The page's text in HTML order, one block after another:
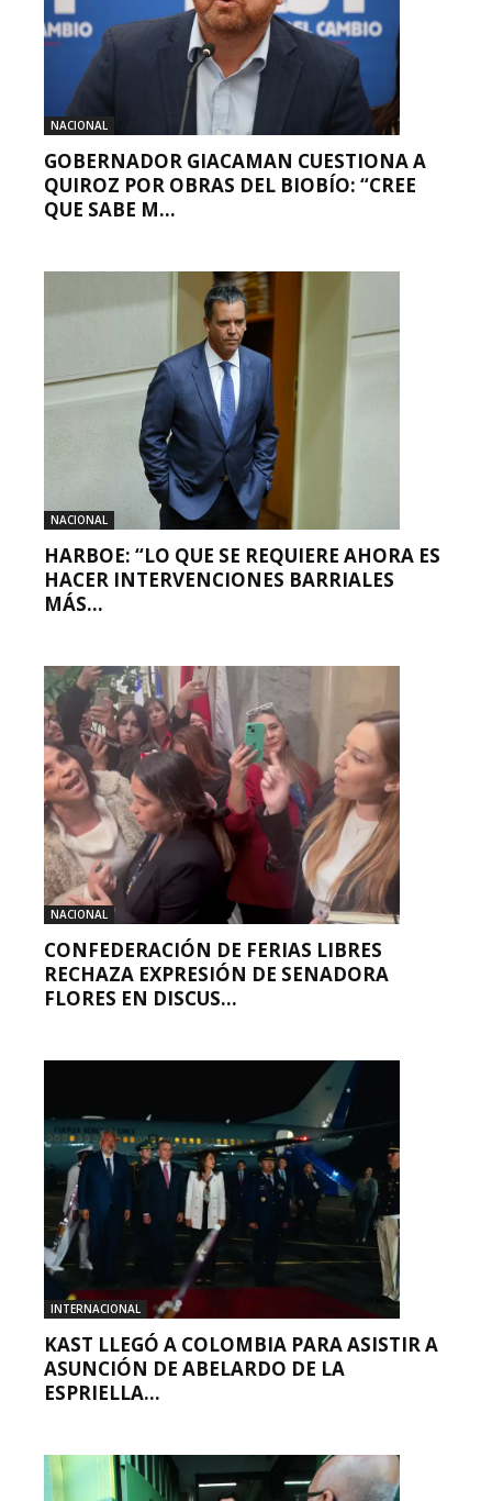
NACIONAL
GOBERNADOR GIACAMAN CUESTIONA A
QUIROZ POR OBRAS DEL BIOBÍO: “CREE
QUE SABE M...
NACIONAL
HARBOE: “LO QUE SE REQUIERE AHORA ES
HACER INTERVENCIONES BARRIALES
MÁS...
NACIONAL
CONFEDERACIÓN DE FERIAS LIBRES
RECHAZA EXPRESIÓN DE SENADORA
FLORES EN DISCUS...
INTERNACIONAL
KAST LLEGÓ A COLOMBIA PARA ASISTIR A
ASUNCIÓN DE ABELARDO DE LA
ESPRIELLA...